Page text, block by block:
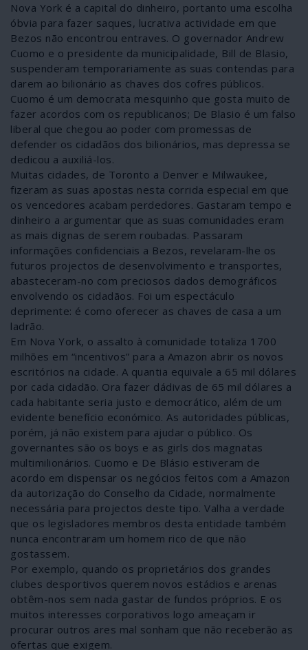
Nova York é a capital do dinheiro, portanto uma escolha
óbvia para fazer saques, lucrativa actividade em que
Bezos não encontrou entraves. O governador Andrew
Cuomo e o presidente da municipalidade, Bill de Blasio,
suspenderam temporariamente as suas contendas para
darem ao bilionário as chaves dos cofres públicos.
Cuomo é um democrata mesquinho que gosta muito de
fazer acordos com os republicanos; De Blasio é um falso
liberal que chegou ao poder com promessas de
defender os cidadãos dos bilionários, mas depressa se
dedicou a auxiliá-los.
Muitas cidades, de Toronto a Denver e Milwaukee,
fizeram as suas apostas nesta corrida especial em que
os vencedores acabam perdedores. Gastaram tempo e
dinheiro a argumentar que as suas comunidades eram
as mais dignas de serem roubadas. Passaram
informações confidenciais a Bezos, revelaram-lhe os
futuros projectos de desenvolvimento e transportes,
abasteceram-no com preciosos dados demográficos
envolvendo os cidadãos. Foi um espectáculo
deprimente: é como oferecer as chaves de casa a um
ladrão.
Em Nova York, o assalto à comunidade totaliza 1700
milhões em “incentivos” para a Amazon abrir os novos
escritórios na cidade. A quantia equivale a 65 mil dólares
por cada cidadão. Ora fazer dádivas de 65 mil dólares a
cada habitante seria justo e democrático, além de um
evidente benefício económico. As autoridades públicas,
porém, já não existem para ajudar o público. Os
governantes são os boys e as girls dos magnatas
multimilionários. Cuomo e De Blásio estiveram de
acordo em dispensar os negócios feitos com a Amazon
da autorização do Conselho da Cidade, normalmente
necessária para projectos deste tipo. Valha a verdade
que os legisladores membros desta entidade também
nunca encontraram um homem rico de que não
gostassem.
Por exemplo, quando os proprietários dos grandes
clubes desportivos querem novos estádios e arenas
obtêm-nos sem nada gastar de fundos próprios. E os
muitos interesses corporativos logo ameaçam ir
procurar outros ares mal sonham que não receberão as
ofertas que exigem.